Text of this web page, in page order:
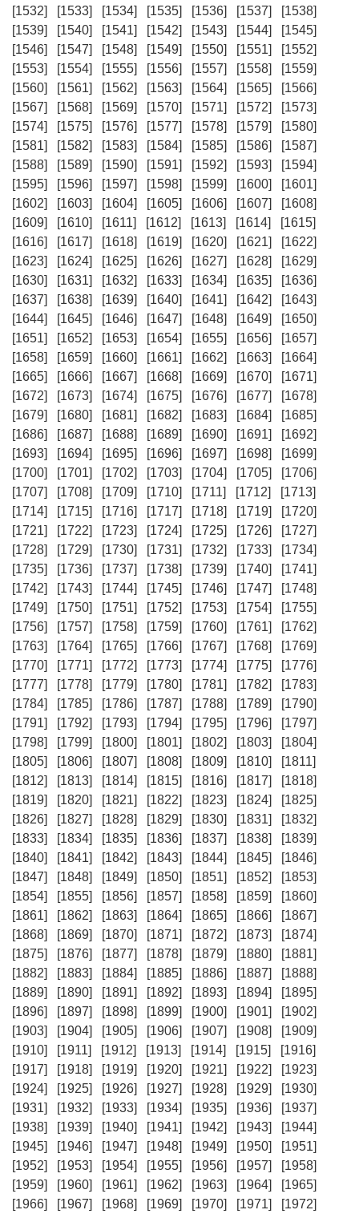
[1532]
[1533] [1534] [1535] [1536] [1537]
[1538]
[1539]
[1540] [1541] [1542] [1543] [1544]
[1545]
[1546]
[1547] [1548] [1549] [1550] [1551]
[1552]
[1553]
[1554] [1555] [1556] [1557] [1558]
[1559]
[1560]
[1561] [1562] [1563] [1564] [1565]
[1566]
[1567]
[1568] [1569] [1570] [1571] [1572]
[1573]
[1574]
[1575] [1576] [1577] [1578] [1579]
[1580]
[1581]
[1582] [1583] [1584] [1585] [1586]
[1587]
[1588]
[1589] [1590] [1591] [1592] [1593]
[1594]
[1595]
[1596] [1597] [1598] [1599] [1600]
[1601]
[1602]
[1603] [1604] [1605] [1606] [1607]
[1608]
[1609]
[1610] [1611] [1612] [1613] [1614]
[1615]
[1616]
[1617] [1618] [1619] [1620] [1621]
[1622]
[1623]
[1624] [1625] [1626] [1627] [1628]
[1629]
[1630]
[1631] [1632] [1633] [1634] [1635]
[1636]
[1637]
[1638] [1639] [1640] [1641] [1642]
[1643]
[1644]
[1645] [1646] [1647] [1648] [1649]
[1650]
[1651]
[1652] [1653] [1654] [1655] [1656]
[1657]
[1658]
[1659] [1660] [1661] [1662] [1663]
[1664]
[1665]
[1666] [1667] [1668] [1669] [1670]
[1671]
[1672]
[1673] [1674] [1675] [1676] [1677]
[1678]
[1679]
[1680] [1681] [1682] [1683] [1684]
[1685]
[1686]
[1687] [1688] [1689] [1690] [1691]
[1692]
[1693]
[1694] [1695] [1696] [1697] [1698]
[1699]
[1700]
[1701] [1702] [1703] [1704] [1705]
[1706]
[1707]
[1708] [1709] [1710] [1711] [1712]
[1713]
[1714]
[1715] [1716] [1717] [1718] [1719]
[1720]
[1721]
[1722] [1723] [1724] [1725] [1726]
[1727]
[1728]
[1729] [1730] [1731] [1732] [1733]
[1734]
[1735]
[1736] [1737] [1738] [1739] [1740]
[1741]
[1742]
[1743] [1744] [1745] [1746] [1747]
[1748]
[1749]
[1750] [1751] [1752] [1753] [1754]
[1755]
[1756]
[1757] [1758] [1759] [1760] [1761]
[1762]
[1763]
[1764] [1765] [1766] [1767] [1768]
[1769]
[1770]
[1771] [1772] [1773] [1774] [1775]
[1776]
[1777]
[1778] [1779] [1780] [1781] [1782]
[1783]
[1784]
[1785] [1786] [1787] [1788] [1789]
[1790]
[1791]
[1792] [1793] [1794] [1795] [1796]
[1797]
[1798]
[1799] [1800] [1801] [1802] [1803]
[1804]
[1805]
[1806] [1807] [1808] [1809] [1810]
[1811]
[1812]
[1813] [1814] [1815] [1816] [1817]
[1818]
[1819]
[1820] [1821] [1822] [1823] [1824]
[1825]
[1826]
[1827] [1828] [1829] [1830] [1831]
[1832]
[1833]
[1834] [1835] [1836] [1837] [1838]
[1839]
[1840]
[1841] [1842] [1843] [1844] [1845]
[1846]
[1847]
[1848] [1849] [1850] [1851] [1852]
[1853]
[1854]
[1855] [1856] [1857] [1858] [1859]
[1860]
[1861]
[1862] [1863] [1864] [1865] [1866]
[1867]
[1868]
[1869] [1870] [1871] [1872] [1873]
[1874]
[1875]
[1876] [1877] [1878] [1879] [1880]
[1881]
[1882]
[1883] [1884] [1885] [1886] [1887]
[1888]
[1889]
[1890] [1891] [1892] [1893] [1894]
[1895]
[1896]
[1897] [1898] [1899] [1900] [1901]
[1902]
[1903]
[1904] [1905] [1906] [1907] [1908]
[1909]
[1910]
[1911] [1912] [1913] [1914] [1915]
[1916]
[1917]
[1918] [1919] [1920] [1921] [1922]
[1923]
[1924]
[1925] [1926] [1927] [1928] [1929]
[1930]
[1931]
[1932] [1933] [1934] [1935] [1936]
[1937]
[1938]
[1939] [1940] [1941] [1942] [1943]
[1944]
[1945]
[1946] [1947] [1948] [1949] [1950]
[1951]
[1952]
[1953] [1954] [1955] [1956] [1957]
[1958]
[1959]
[1960] [1961] [1962] [1963] [1964]
[1965]
[1966]
[1967] [1968] [1969] [1970] [1971]
[1972]